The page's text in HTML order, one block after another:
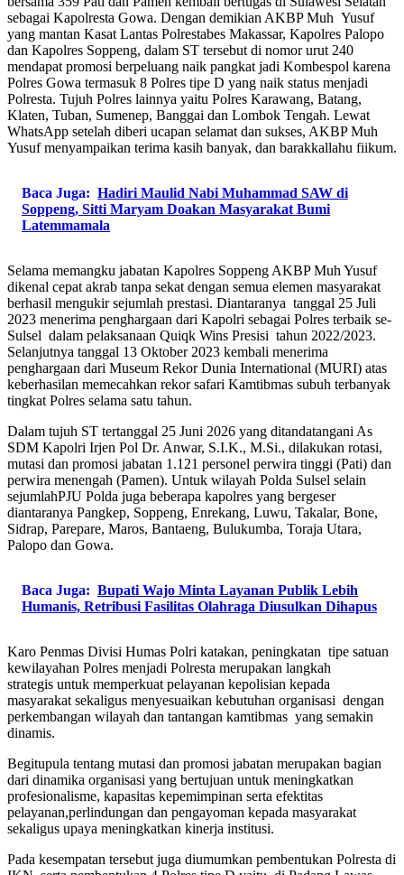
sebagai Kapolresta Gowa. Dengan demikian AKBP Muh Yusuf
yang mantan Kasat Lantas Polrestabes Makassar, Kapolres Palopo
dan Kapolres Soppeng, dalam ST tersebut di nomor urut 240
mendapat promosi berpeluang naik pangkat jadi Kombespol karena
Polres Gowa termasuk 8 Polres tipe D yang naik status menjadi
Polresta. Tujuh Polres lainnya yaitu Polres Karawang, Batang,
Klaten, Tuban, Sumenep, Banggai dan Lombok Tengah. Lewat
WhatsApp setelah diberi ucapan selamat dan sukses, AKBP Muh
Yusuf menyampaikan terima kasih banyak, dan barakkallahu fiikum.
Baca Juga: Hadiri Maulid Nabi Muhammad SAW di
Soppeng, Sitti Maryam Doakan Masyarakat Bumi
Latemmamala
Selama memangku jabatan Kapolres Soppeng AKBP Muh Yusuf
dikenal cepat akrab tanpa sekat dengan semua elemen masyarakat
berhasil mengukirsejumlah prestasi. Diantaranya tanggal 25 Juli
2023 menerima penghargaan dari Kapolri sebagai Polres terbaik se-
Sulsel dalam pelaksanaan Quiqk Wins Presisi tahun 2022/2023.
Selanjutnya tanggal 13 Oktober 2023 kembali menerima
penghargaan dari Museum Rekor Dunia International (MURI) atas
keberhasilan memecahkan rekor safari Kamtibmas subuh terbanyak
tingkat Polres selama satu tahun.
Dalam tujuh ST tertanggal 25 Juni 2026 yang ditandatangani As
SDM Kapolri Irjen Pol Dr. Anwar, S.I.K., M.Si., dilakukan rotasi,
mutasi dan promosi jabatan 1.121 personel perwira tinggi (Pati) dan
perwira menengah (Pamen). Untuk wilayah Polda Sulsel selain
sejumlahPJU Polda juga beberapa kapolres yang bergeser
diantaranya Pangkep, Soppeng, Enrekang, Luwu, Takalar, Bone,
Sidrap, Parepare, Maros, Bantaeng, Bulukumba, Toraja Utara,
Palopo dan Gowa.
Baca Juga: Bupati Wajo Minta Layanan Publik Lebih
Humanis, Retribusi Fasilitas Olahraga Diusulkan Dihapus
Karo Penmas Divisi Humas Polri katakan, peningkatan tipe satuan
kewilayahan Polres menjadi Polresta merupakan langkah
strategis untuk memperkuat pelayanan kepolisian kepada
masyarakat sekaligus menyesuaikan kebutuhan organisasi dengan
perkembangan wilayah dan tantangan kamtibmas yang semakin
dinamis.
Begitupula tentang mutasi dan promosi jabatan merupakan bagian
dari dinamika organisasi yang bertujuan untuk meningkatkan
profesionalisme, kapasitas kepemimpinan serta efektitas
pelayanan,perlindungan dan pengayoman kepada masyarakat
sekaligus upaya meningkatkan kinerja institusi.
Pada kesempatan tersebut juga diumumkan pembentukan Polresta di